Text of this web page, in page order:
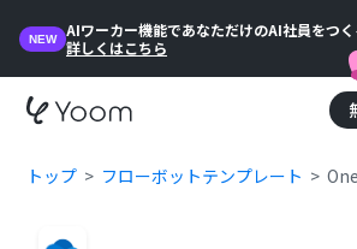
NEW
AIワーカー機能であなただけのAI社員をつく
詳しくはこちら
トップ フローボットテンプレート